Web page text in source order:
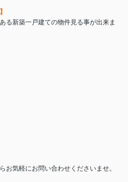
る新築一戸建ての物件見る事が出来ま
お気軽にお問い合わせくださいませ。